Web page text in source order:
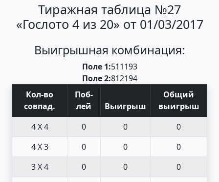
Тиражная таблица №27
«Гослото 4 из 20» от 01/03/2017
Выигрышная комбинация:
Поле 1:511193
Поле 2:812194
Кол-во
совпад.
Поб-
лей
Выигрыш
Общий
выигрыш
4 X 4
0 0
0
4 X 3
0 0
0
3 X 4
0 0
0